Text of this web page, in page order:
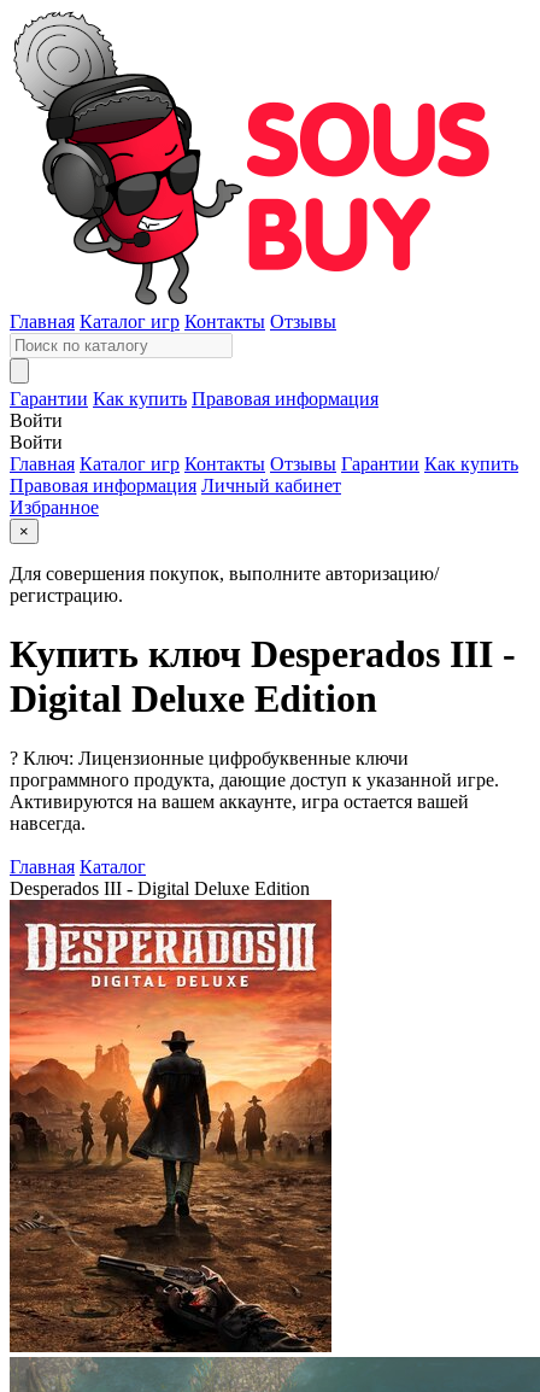
Главная Каталог игр Контакты Отзывы
Гарантии Как купить Правовая информация
Войти
Войти
Главная Каталог игр Контакты Отзывы Гарантии Как купить
Правовая информация Личный кабинет
Избранное
×
Для совершения покупок, выполните авторизацию/
регистрацию.
Купить ключ Desperados III -
Digital Deluxe Edition
? Ключ: Лицензионные цифробуквенные ключи
программного продукта, дающие доступ к указанной игре.
Активируются на вашем аккаунте, игра остается вашей
навсегда.
Главная Каталог
Desperados III - Digital Deluxe Edition